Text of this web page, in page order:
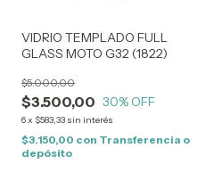
VIDRIO TEMPLADO FULL
GLASS MOTO G32 (1822)
$3.500,00
$5.000,00
30% OFF
6x $583,33 sin interés
$3.150,00 con Transferencia o
depósito